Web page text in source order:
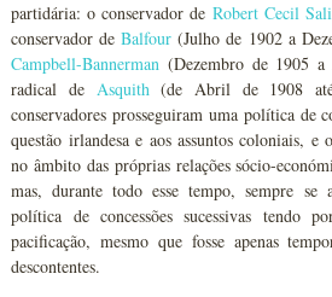
partidária: o conservador de Robert Cecil
conservador deBalfour (Julho de 1902 a
Campbell-Bannerman (Dezembro de 1905
radical de Asquith(de Abril de 1908 até
conservadores prosseguiram uma política de
questão irlandesa e aos assuntos coloniais, e
no âmbito das próprias relações sócio-
mas, durante todo esse tempo, sempre se
política de concessões sucessivas tendo
pacificação, mesmo que fosse apenas
descontentes.